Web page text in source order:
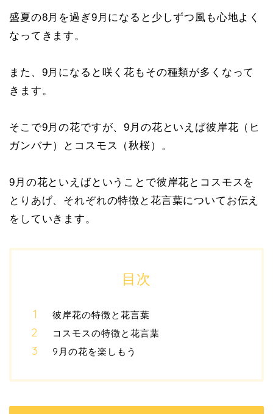
盛夏の8月を過ぎ9月になると少しずつ風も心地よく
なってきます。
また、9月になると咲く花もその種類が多くなって
きます。
そこで9月の花ですが、9月の花といえば彼岸花（ヒ
ガンバナ）とコスモス（秋桜）。
9月の花といえばということで彼岸花とコスモスを
とりあげ、それぞれの特徴と花言葉についてお伝え
をしていきます。
目次
彼岸花の特徴と花言葉
コスモスの特徴と花言葉
9月の花を楽しもう